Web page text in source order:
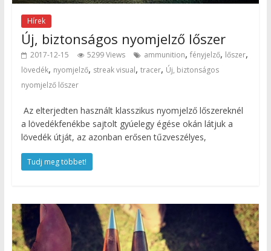
Hírek
Új, biztonságos nyomjelző lőszer
2017-12-15 5299 Views ammunition, fényjelző, lőszer,
lövedék, nyomjelző, streak visual, tracer, Új, biztonságos
nyomjelző lőszer
Az elterjedten használt klasszikus nyomjelző lőszereknél
a lövedékfenékbe sajtolt gyúelegy égése okán látjuk a
lövedék útját, az azonban erősen tűzveszélyes,
Tudj meg többet!